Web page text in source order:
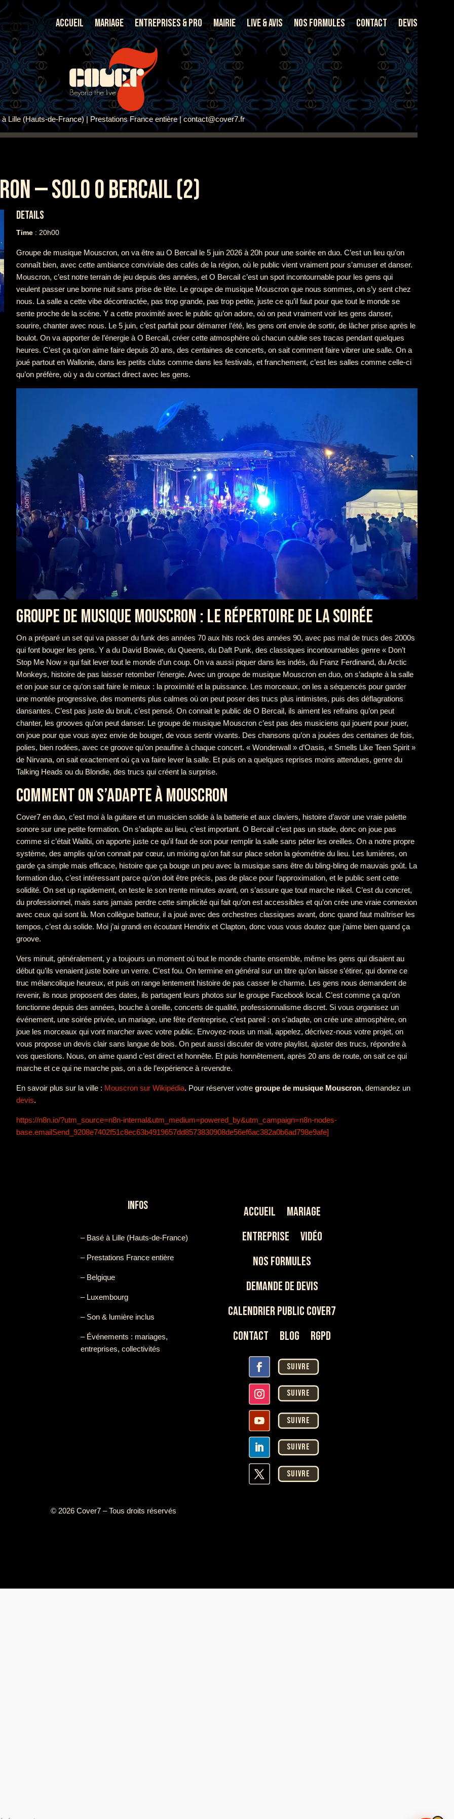
Accueil Mariage Entreprises & Pro Mairie Live & Avis Nos Formules Contact Devis
Lille (Hauts-de-France) | Prestations France entière | contact@cover7.fr
— SOLO O BERCAIL (2)
DETAILS
Time : 20h00
Groupe de musique Mouscron, on va être au O Bercail le 5 juin 2026 à 20h pour une soirée en duo. C’est un lieu qu’on
connaît bien, avec cette ambiance conviviale des cafés de la région, où le public vient vraiment pour s’amuser et danser.
Mouscron, c’est notre terrain de jeu depuis des années, et O Bercail c’est un spot incontournable pour les gens qui
veulent passer une bonne nuit sans prise de tête. Le groupe de musique Mouscron que nous sommes, on s’y sent chez
nous. La salle a cette vibe décontractée, pas trop grande, pas trop petite, juste ce qu’il faut pour que tout le monde se
sente proche de la scène. Y a cette proximité avec le public qu’on adore, où on peut vraiment voir les gens danser,
sourire, chanter avec nous. Le 5 juin, c’est parfait pour démarrer l’été, les gens ont envie de sortir, de lâcher prise après le
boulot. On va apporter de l’énergie à O Bercail, créer cette atmosphère où chacun oublie ses tracas pendant quelques
heures. C’est ça qu’on aime faire depuis 20 ans, des centaines de concerts, on sait comment faire vibrer une salle. On a
joué partout en Wallonie, dans les petits clubs comme dans les festivals, et franchement, c’est les salles comme celle-ci
qu’on préfère, où y a du contact direct avec les gens.
GROUPE DE MUSIQUE MOUSCRON : LE RÉPERTOIRE DE LA SOIRÉE
On a préparé un set qui va passer du funk des années 70 aux hits rock des années 90, avec pas mal de trucs des 2000s
qui font bouger les gens. Y a du David Bowie, du Queens, du Daft Punk, des classiques incontournables genre « Don’t
Stop Me Now » qui fait lever tout le monde d’un coup. On va aussi piquer dans les indés, du Franz Ferdinand, du Arctic
Monkeys, histoire de pas laisser retomber l’énergie. Avec un groupe de musique Mouscron en duo, on s’adapte à la salle
et on joue sur ce qu’on sait faire le mieux : la proximité et la puissance. Les morceaux, on les a séquencés pour garder
une montée progressive, des moments plus calmes où on peut poser des trucs plus intimistes, puis des déflagrations
dansantes. C’est pas juste du bruit, c’est pensé. On connait le public de O Bercail, ils aiment les refrains qu’on peut
chanter, les grooves qu’on peut danser. Le groupe de musique Mouscron c’est pas des musiciens qui jouent pour jouer,
on joue pour que vous ayez envie de bouger, de vous sentir vivants. Des chansons qu’on a jouées des centaines de fois,
polies, bien rodées, avec ce groove qu’on peaufine à chaque concert. « Wonderwall » d’Oasis, « Smells Like Teen Spirit »
de Nirvana, on sait exactement où ça va faire lever la salle. Et puis on a quelques reprises moins attendues, genre du
Talking Heads ou du Blondie, des trucs qui créent la surprise.
COMMENT ON S’ADAPTE À MOUSCRON
Cover7 en duo, c’est moi à la guitare et un musicien solide à la batterie et aux claviers, histoire d’avoir une vraie palette
sonore sur une petite formation. On s’adapte au lieu, c’est important. O Bercail c’est pas un stade, donc on joue pas
comme si c’était Walibi, on apporte juste ce qu’il faut de son pour remplir la salle sans péter les oreilles. On a notre propre
système, des amplis qu’on connait par cœur, un mixing qu’on fait sur place selon la géométrie du lieu. Les lumières, on
garde ça simple mais efficace, histoire que ça bouge un peu avec la musique sans être du bling-bling de mauvais goût. La
formation duo, c’est intéressant parce qu’on doit être précis, pas de place pour l’approximation, et le public sent cette
solidité. On set up rapidement, on teste le son trente minutes avant, on s’assure que tout marche nikel. C’est du concret,
du professionnel, mais sans jamais perdre cette simplicité qui fait qu’on est accessibles et qu’on crée une vraie connexion
avec ceux qui sont là. Mon collègue batteur, il a joué avec des orchestres classiques avant, donc quand faut maîtriser les
tempos, c’est du solide. Moi j’ai grandi en écoutant Hendrix et Clapton, donc vous vous doutez que j’aime bien quand ça
groove.
Vers minuit, généralement, y a toujours un moment où tout le monde chante ensemble, même les gens qui disaient au
début qu’ils venaient juste boire un verre. C’est fou. On termine en général sur un titre qu’on laisse s’étirer, qui donne ce
truc mélancolique heureux, et puis on range lentement histoire de pas casser le charme. Les gens nous demandent de
revenir, ils nous proposent des dates, ils partagent leurs photos sur le groupe Facebook local. C’est comme ça qu’on
fonctionne depuis des années, bouche à oreille, concerts de qualité, professionnalisme discret. Si vous organisez un
événement, une soirée privée, un mariage, une fête d’entreprise, c’est pareil : on s’adapte, on crée une atmosphère, on
joue les morceaux qui vont marcher avec votre public. Envoyez-nous un mail, appelez, décrivez-nous votre projet, on
vous propose un devis clair sans langue de bois. On peut aussi discuter de votre playlist, ajuster des trucs, répondre à
vos questions. Nous, on aime quand c’est direct et honnête. Et puis honnêtement, après 20 ans de route, on sait ce qui
marche et ce qui ne marche pas, on a de l’expérience à revendre.
En savoir plus sur la ville : Mouscron sur Wikipédia. Pour réserver votre groupe de musique Mouscron, demandez un
devis.
https://n8n.io/?utm_source=n8n-internal&utm_medium=powered_by&utm_campaign=n8n-nodes-
base.emailSend_9208e7402f51c8ec63b4919657dd8573830908de56ef6ac382a0b6ad798e9afe]
INFOS
– Basé à Lille (Hauts-de-France)
– Prestations France entière
– Belgique
– Luxembourg
– Son & lumière inclus
– Événements : mariages,
entreprises, collectivités
Accueil
Mariage
Entreprise
Vidéo
Nos Formules
Demande de devis
Calendrier Public Cover7
Contact
Blog rgpd
Suivre
Suivre
Suivre
Suivre
Suivre
© 2026 Cover7 – Tous droits réservés